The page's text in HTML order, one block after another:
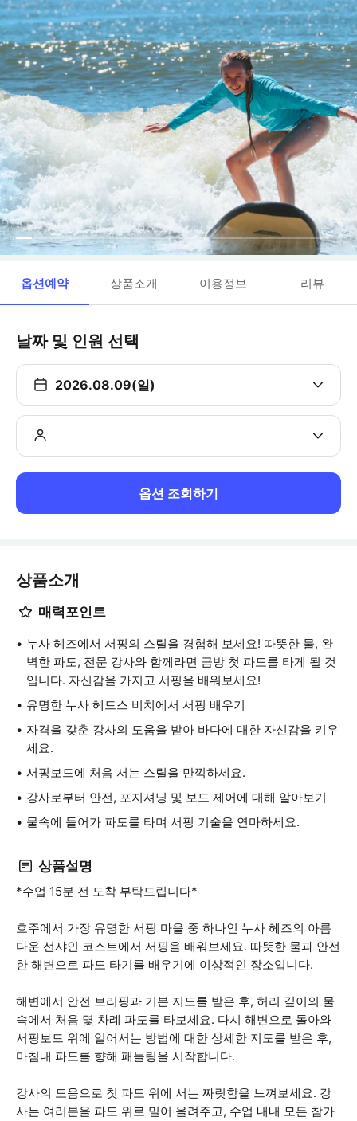
옵션예약 상품소개 이용정보 리뷰
날짜 및 인원 선택
2026.08.09(일)
옵션 조회하기
상품소개
매력포인트
누사 헤즈에서 서핑의 스릴을 경험해 보세요! 따뜻한 물, 완
벽한 파도, 전문 강사와 함께라면 금방 첫 파도를 타게 될 것
입니다. 자신감을 가지고 서핑을 배워보세요!
유명한 누사 헤드스 비치에서 서핑 배우기
자격을 갖춘 강사의 도움을 받아 바다에 대한 자신감을 키우
세요.
서핑보드에 처음 서는 스릴을 만끽하세요.
강사로부터 안전, 포지셔닝 및 보드 제어에 대해 알아보기
물속에 들어가 파도를 타며 서핑 기술을 연마하세요.
상품설명
*수업 15분 전 도착 부탁드립니다*
호주에서 가장 유명한 서핑 마을 중 하나인 누사 헤즈의 아름
다운 선샤인 코스트에서 서핑을 배워보세요. 따뜻한 물과 안전
한 해변으로 파도 타기를 배우기에 이상적인 장소입니다.
해변에서 안전 브리핑과 기본 지도를 받은 후, 허리 깊이의 물
속에서 처음 몇 차례 파도를 타보세요. 다시 해변으로 돌아와
서핑보드 위에 일어서는 방법에 대한 상세한 지도를 받은 후,
마침내 파도를 향해 패들링을 시작합니다.
강사의 도움으로 첫 파도 위에 서는 짜릿함을 느껴보세요. 강
사는 여러분을 파도 위로 밀어 올려주고, 수업 내내 모든 참가